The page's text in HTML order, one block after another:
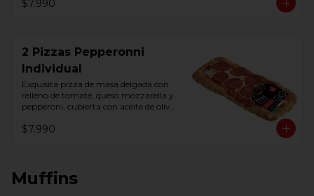
$7.990
2 Pizzas Pepperonni
Individual
Exquisita pizza de masa delgada con
relleno de tomate, queso mozzarella y
pepperoni, cubierta con aceite de oliva
$7.990
Muffins